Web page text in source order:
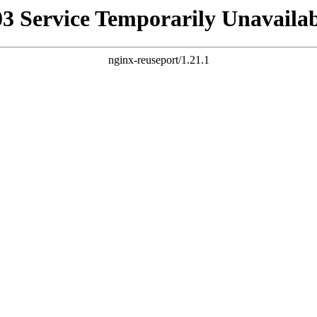
Service Temporarily
nginx-reuseport/1.21.1